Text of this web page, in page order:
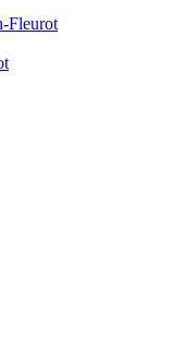
Fleurot